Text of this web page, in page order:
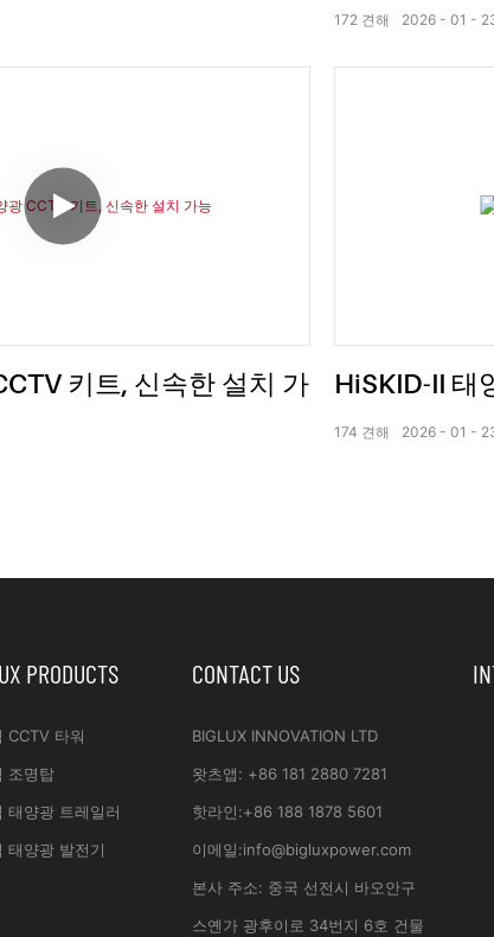
2026 01
172 견해
키트, 신속한 설치 가
HiSKID-II 태
2026 01
174 견해
PRODUCTS
CCTV 타워
조명탑
태양광 트레일러
태양광 발전기
CONTACT US
BIGLUX INNOVATION LTD
왓츠앱: +86 181 2880 7281
핫라인:+86 188 1878 5601
이메일:info@bigluxpower.com
본사 주소: 중국 선전시 바오안구
스옌가 광후이로 34번지 6호 건물